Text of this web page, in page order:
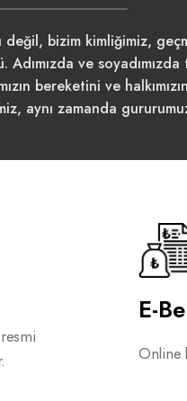
değil, bizim kimliğimiz,
ve soyadımızda
bereketini ve halkımızın
aynı zamanda
E-
Online